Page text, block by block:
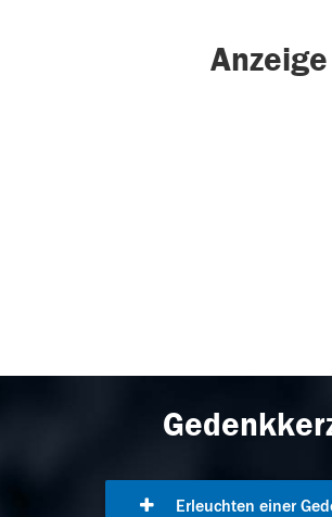
Anzeige
Erleuchten einer